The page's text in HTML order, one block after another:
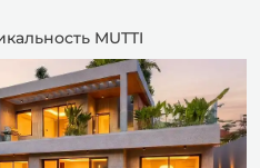
MUTTI